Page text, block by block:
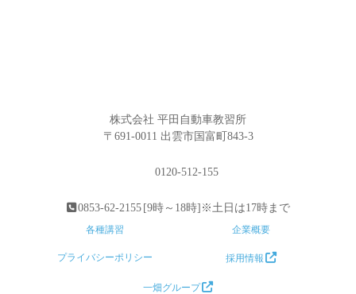
株式会社 平田自動車教習所
〒691-0011 出雲市国富町843-3
0120-512-155
0853-62-2155 [9時～18時]※土日は17時まで
各種講習 企業概要
プライバシーポリシー 採用情報
一畑グループ